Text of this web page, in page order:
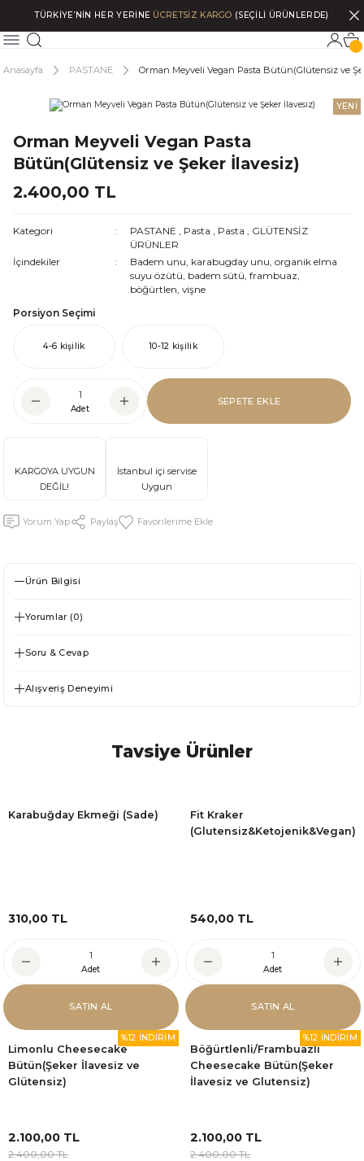
TÜRKİYE’NİN HER YERİNE ÜCRETSİZ KARGO (SEÇİLİ ÜRÜNLERDE)
Anasayfa PASTANE Orman Meyveli Vegan Pasta Bütün(Glütensiz ve
YENİ
Orman Meyveli Vegan Pasta
Bütün(Glütensiz ve Şeker İlavesiz)
2.400,00 TL
Kategori PASTANE , Pasta , Pasta , GLÜTENSİZ
ÜRÜNLER
İçindekiler
Badem unu, karabugday unu, organik elma
suyu özütü, badem sütü, frambuaz,
böğürtlen, vişne
Porsiyon Seçimi
4-6 kişilik 10-12 kişilik
Adet
SEPETE EKLE
KARGOYA UYGUN
DEĞİL!
İstanbul içi servise
Uygun
Yorum Yap Paylaş
Ürün Bilgisi
Yorumlar (0)
Soru & Cevap
Alışveriş Deneyimi
Tavsiye Ürünler
Karabuğday Ekmeği (Sade)
310,00 TL
Adet
SATIN AL
Fit Kraker
(Glutensiz&Ketojenik&Vegan)
540,00 TL
Adet
SATIN AL
%12 İNDİRİM
Limonlu Cheesecake
Bütün(Şeker İlavesiz ve
Glütensiz)
2.100,00 TL
2.400,00 TL
%12 İNDİRİM
Böğürtlenli/Frambuazlı
Cheesecake Bütün(Şeker
İlavesiz ve Glutensiz)
2.100,00 TL
2.400,00 TL